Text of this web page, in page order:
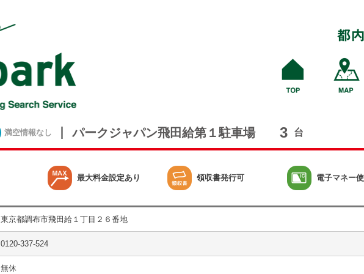
満空情報なし パークジャパン飛田給第１駐車場 3 台
最大料金設定あり 領収書発行可 電子マネー
東京都調布市飛田給１丁目２６番地
0120-337-524
無休